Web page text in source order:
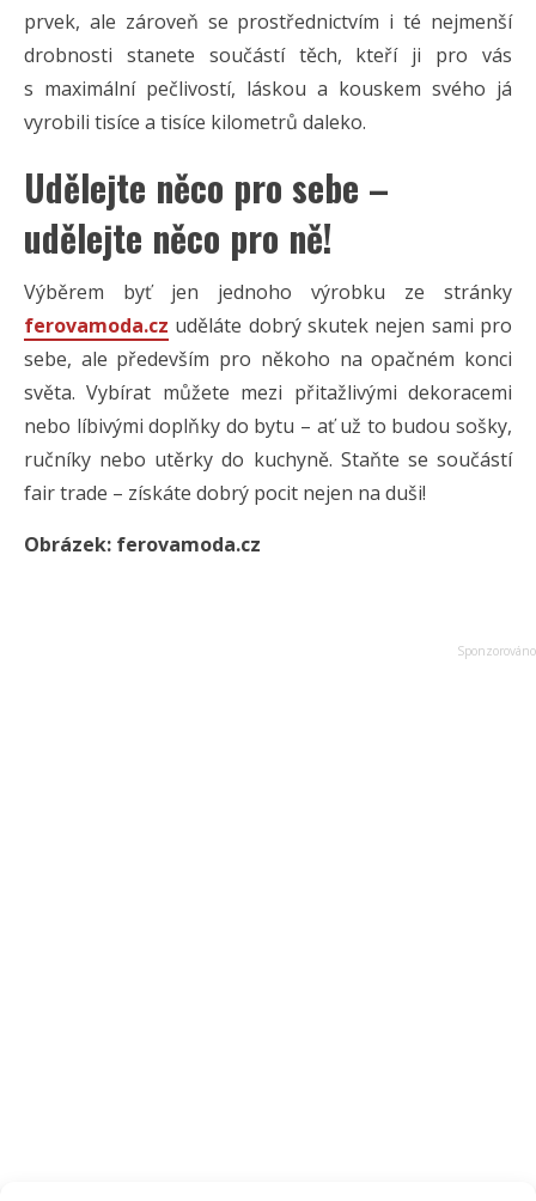
prvek, ale zároveň se prostřednictvím i té nejmenší
drobnosti stanete součástí těch, kteří ji pro vás
s maximální pečlivostí, láskou a kouskem svého já
vyrobili tisíce a tisíce kilometrů daleko.
Udělejte něco pro sebe –
udělejte něco pro ně!
Výběrem byť jen jednoho výrobku ze stránky
ferovamoda.cz uděláte dobrý skutek nejen sami pro
sebe, ale především pro někoho na opačném konci
světa. Vybírat můžete mezi přitažlivými dekoracemi
nebo líbivými doplňky do bytu – ať už to budou sošky,
ručníky nebo utěrky do kuchyně. Staňte se součástí
fair trade – získáte dobrý pocit nejen na duši!
Obrázek: ferovamoda.cz